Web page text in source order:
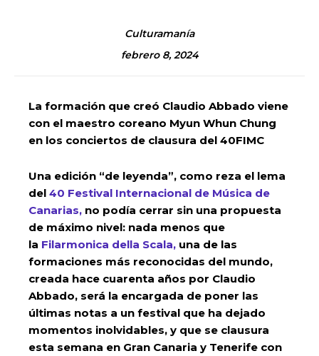
Culturamanía
febrero 8, 2024
La formación que creó Claudio Abbado viene
con el maestro coreano Myun Whun Chung
en los conciertos de clausura del 40FIMC
Una edición “de leyenda”, como reza el lema
del 40 Festival Internacional de Música de
Canarias, no podía cerrar sin una propuesta
de máximo nivel: nada menos que
la Filarmonica della Scala, una de las
formaciones más reconocidas del mundo,
creada hace cuarenta años por Claudio
Abbado, será la encargada de poner las
últimas notas a un festival que ha dejado
momentos inolvidables, y que se clausura
esta semana en Gran Canaria y Tenerife con